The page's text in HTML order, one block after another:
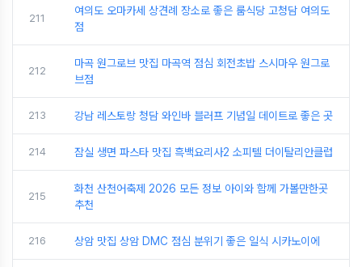
211
여의도 오마카세 상견례 장소로 좋은 룸식당 고청담 여의도
점
212
마곡 원그로브 맛집 마곡역 점심 회전초밥 스시마우 원그로
브점
213 강남 레스토랑 청담 와인바 블러프 기념일 데이트로 좋은 곳
214 잠실 생면 파스타 맛집 흑백요리사2 소피텔 더이탈리안클럽
215
화천 산천어축제 2026 모든 정보 아이와 함께 가볼만한곳
추천
216 상암 맛집 상암 DMC 점심 분위기 좋은 일식 시카노이에